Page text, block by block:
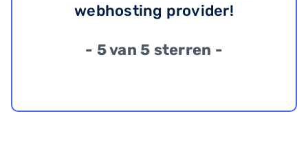
webhosting provider!
- 5 van 5 sterren -